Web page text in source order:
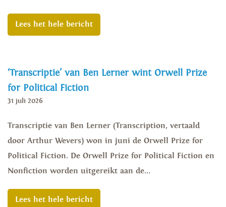
Lees het hele bericht
‘Transcriptie’ van Ben Lerner wint Orwell Prize
for Political Fiction
31 juli 2026
Transcriptie van Ben Lerner (Transcription, vertaald
door Arthur Wevers) won in juni de Orwell Prize for
Political Fiction. De Orwell Prize for Political Fiction en
Nonfiction worden uitgereikt aan de...
Lees het hele bericht